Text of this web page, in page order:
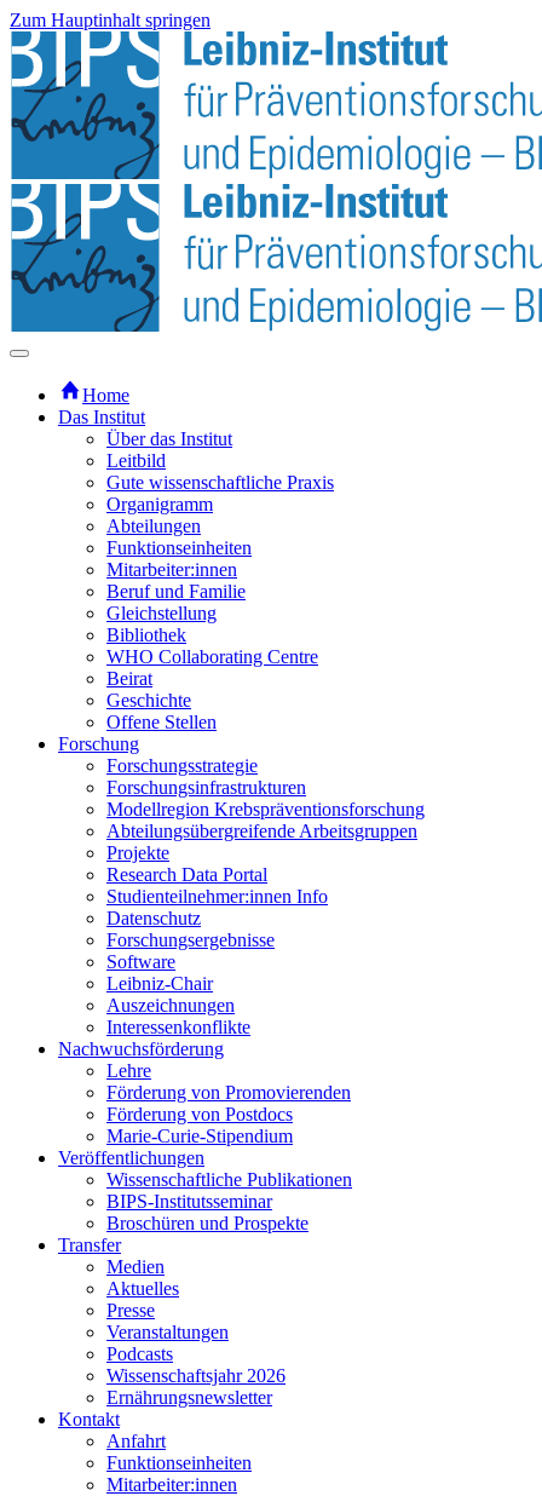
Zum Hauptinhalt springen
Home
Das Institut
Über das Institut
Leitbild
Gute wissenschaftliche Praxis
Organigramm
Abteilungen
Funktionseinheiten
Mitarbeiter:innen
Beruf und Familie
Gleichstellung
Bibliothek
WHO Collaborating Centre
Beirat
Geschichte
Offene Stellen
Forschung
Forschungsstrategie
Forschungsinfrastrukturen
Modellregion Krebspräventionsforschung
Abteilungsübergreifende Arbeitsgruppen
Projekte
Research Data Portal
Studienteilnehmer:innen Info
Datenschutz
Forschungsergebnisse
Software
Leibniz-Chair
Auszeichnungen
Interessenkonflikte
Nachwuchsförderung
Lehre
Förderung von Promovierenden
Förderung von Postdocs
Marie-Curie-Stipendium
Veröffentlichungen
Wissenschaftliche Publikationen
BIPS-Institutsseminar
Broschüren und Prospekte
Transfer
Medien
Aktuelles
Presse
Veranstaltungen
Podcasts
Wissenschaftsjahr 2026
Ernährungsnewsletter
Kontakt
Anfahrt
Funktionseinheiten
Mitarbeiter:innen